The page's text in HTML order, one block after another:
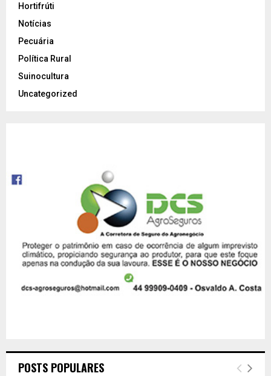
Hortifrúti
Notícias
Pecuária
Política Rural
Suinocultura
Uncategorized
POSTS POPULARES